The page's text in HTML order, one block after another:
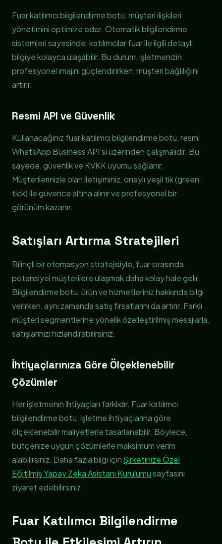
Fuar katılımcı bilgilendirme botu, müşteri ilişkileri
yönetimini optimize eder. Otomatik bilgilendirme
sistemleri sayesinde, katılımcılar fuar ile ilgili detaylı
bilgiye kolayca ulaşabilir. Bu durum, işletmenizin
profesyonel imajını güçlendirirken, müşteri bağlılığını
artırır.
Resmi API ve Güvenlik
Kullanacağınız fuar katılımcı bilgilendirme botu, resmi
WhatsApp Business API’si üzerinden çalışmalıdır. Bu
sayede, güvenlik ve KVKK uyumu sağlanır.
Müşterilerinizle olan iletişiminiz, onaylı yeşil tik (green
tick) ile güvence altına alınır ve profesyonel bir
görünüm kazanır.
Satışları Artırma Stratejileri
Bilinçli bir otomasyon stratejisiyle, fuar sırasında
potansiyel müşterilere ulaşmak daha kolay hale gelir.
Bilgilendirme botu, ürün ve hizmetleriniz hakkında bilgi
verirken, aynı zamanda satış fırsatlarını da artırır. Farklı
müşteri segmentlerine yönelik özelleştirilmiş mesajlarla,
satışlarınızı hızlandırabilirsiniz.
İhtiyaçlarınıza Göre Ölçeklenebilir
Çözümler
Her işletmenin ihtiyaçları farklıdır. Fuar katılımcı
bilgilendirme botu, işletme ihtiyaçlarına göre
ölçeklenebilir maliyetlerle tasarlanabilir. Böylece,
bütçenize uygun çözümlerle maksimum verim
alabilirsiniz. Daha fazla bilgi için Şirketinize Özel
Eğitilmiş Yapay Zeka Asistanı Kurulumusayfasını
ziyaret edebilirsiniz.
Fuar Katılımcı Bilgilendirme